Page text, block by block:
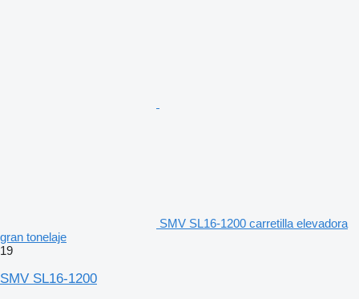
SMV SL16-1200 carretilla elevadora
gran tonelaje
19
SMV SL16-1200